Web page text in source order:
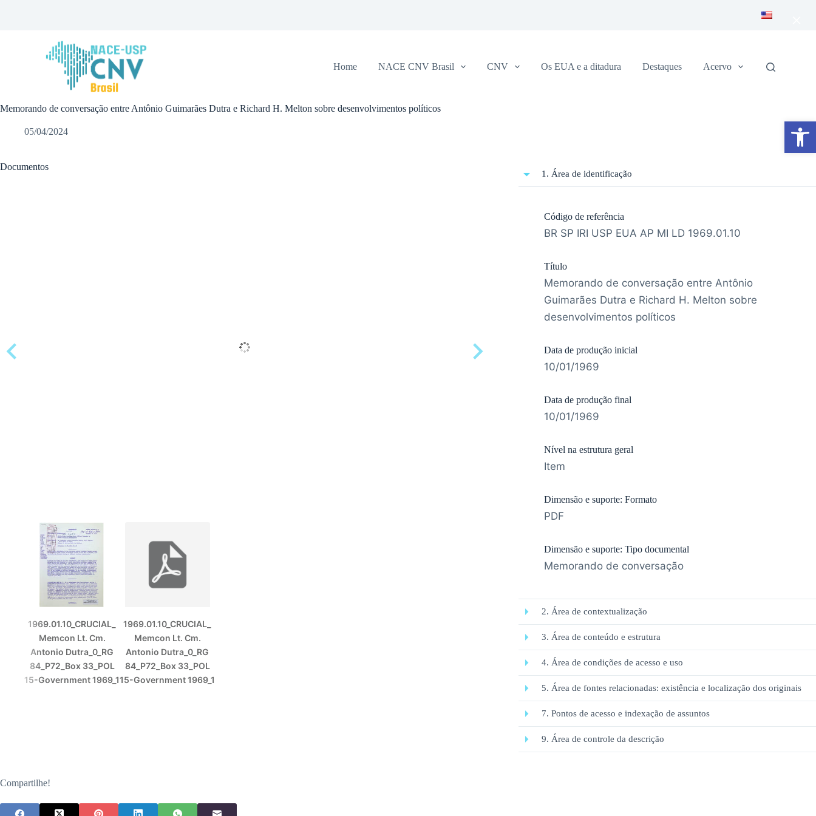
Abrir a barra de ferramentas
o
e
Home NACE CNV Brasil CNV Os EUA e a ditadura Destaques Acervo
Memorando de conversação entre Antônio Guimarães Dutra e Richard H. Melton sobre desenvolvimentos políticos
05/04/2024
Documentos
1969.01.10_CRUCIAL_
Memcon Lt. Cm.
Antonio Dutra_0_RG
84_P72_Box 33_POL
15-Government 1969_1
1969.01.10_CRUCIAL_
Memcon Lt. Cm.
Antonio Dutra_0_RG
84_P72_Box 33_POL
15-Government 1969_1
1. Área de identificação
Código de referência
BR SP IRI USP EUA AP MI LD 1969.01.10
Título
Memorando de conversação entre Antônio
Guimarães Dutra e Richard H. Melton sobre
desenvolvimentos políticos
Data de produção inicial
10/01/1969
Data de produção final
10/01/1969
Nível na estrutura geral
Item
Dimensão e suporte: Formato
PDF
Dimensão e suporte: Tipo documental
Memorando de conversação
2. Área de contextualização
3. Área de conteúdo e estrutura
4. Área de condições de acesso e uso
5. Área de fontes relacionadas: existência e localização dos originais
7. Pontos de acesso e indexação de assuntos
9. Área de controle da descrição
Compartilhe!